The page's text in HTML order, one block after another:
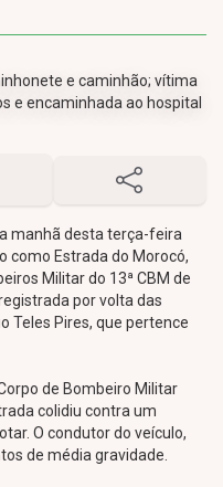
e caminhão; vítima
e encaminhada ao hospital
manhã desta terça-feira
como Estrada do Morocó,
Militar do 13ª CBM de
por volta das
Teles Pires, que pertence
de Bombeiro Militar
colidiu contra um
O condutor do veículo,
de média gravidade.